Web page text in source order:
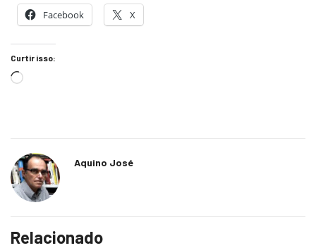
Facebook X
Curtir isso:
Aquino José
Relacionado